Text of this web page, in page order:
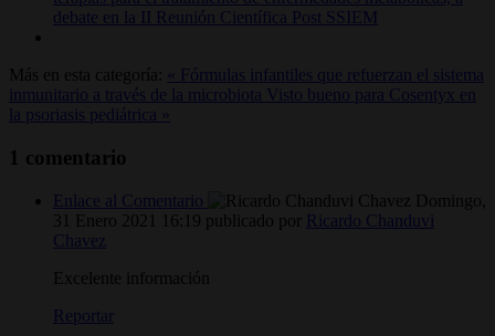
debate en la II Reunión Científica Post SSIEM
Más en esta categoría: « Fórmulas infantiles que refuerzan el sistema
inmunitario a través de la microbiota Visto bueno para Cosentyx en
la psoriasis pediátrica »
1 comentario
Enlace al Comentario
Domingo,
31 Enero 2021 16:19 publicado por
Ricardo Chanduvi
Chavez
Excelente información
Reportar